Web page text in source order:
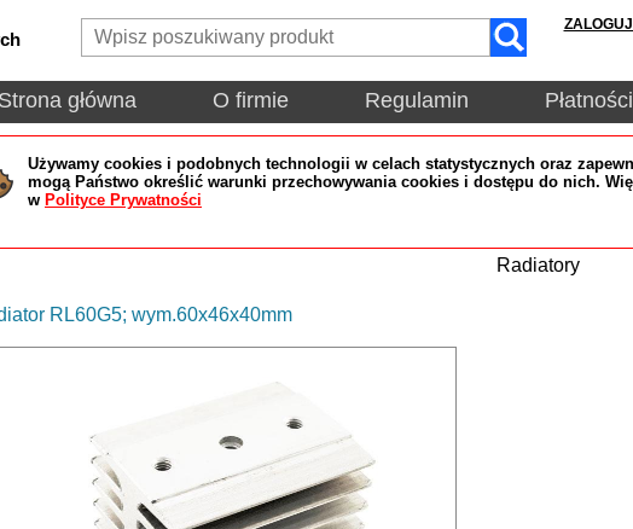
Strona główna O firmie Regulamin Płatności
Używamy cookies i podobnych technologii w celach statystycznych oraz
mogą Państwo określić warunki przechowywania cookies i dostępu do nich.
w Polityce Prywatności
Radiatory
RL60G5; wym.60x46x40mm